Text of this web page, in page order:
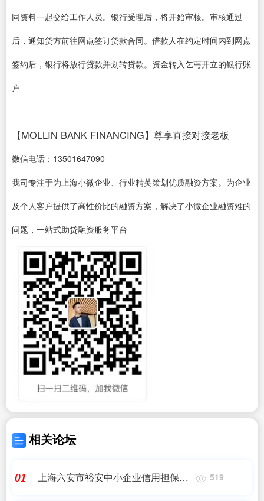
同资料一起交给工作人员。银行受理后，将开始审核。审核通过
后，通知贷方前往网点签订贷款合同。借款人在约定时间内到网点
签约后，银行将放行贷款并划转贷款。资金转入乞丐开立的银行账
户
【MOLLIN BANK FINANCING】尊享直接对接老板
微信电话：13501647090
我司专注于为上海小微企业、行业精英策划优质融资方案。为企业
及个人客户提供了高性价比的融资方案，解决了小微企业融资难的
问题，一站式助贷融资服务平台
相关论坛
01
上海六安市裕安中小企业信用担保中
519